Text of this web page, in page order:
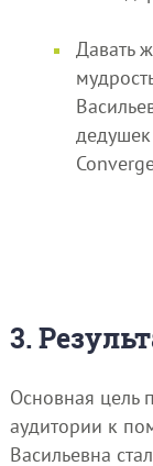
Давать
3.
Основная цель
аудитории к
Васильевна